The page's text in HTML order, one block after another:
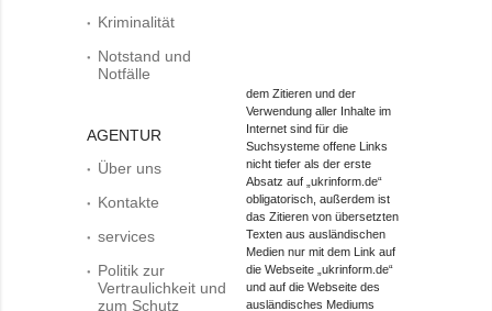
Kriminalität
Notstand und
Notfälle
AGENTUR
Über uns
Kontakte
services
Politik zur
Vertraulichkeit und
zum Schutz
dem Zitieren und der
Verwendung aller Inhalte im
Internet sind für die
Suchsysteme offene Links
nicht tiefer als der erste
Absatz auf „ukrinform.de“
obligatorisch, außerdem ist
das Zitieren von übersetzten
Texten aus ausländischen
Medien nur mit dem Link auf
die Webseite „ukrinform.de“
und auf die Webseite des
ausländisches Mediums